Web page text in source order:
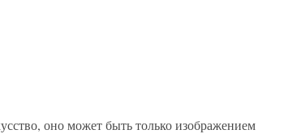
оно может быть только изображением